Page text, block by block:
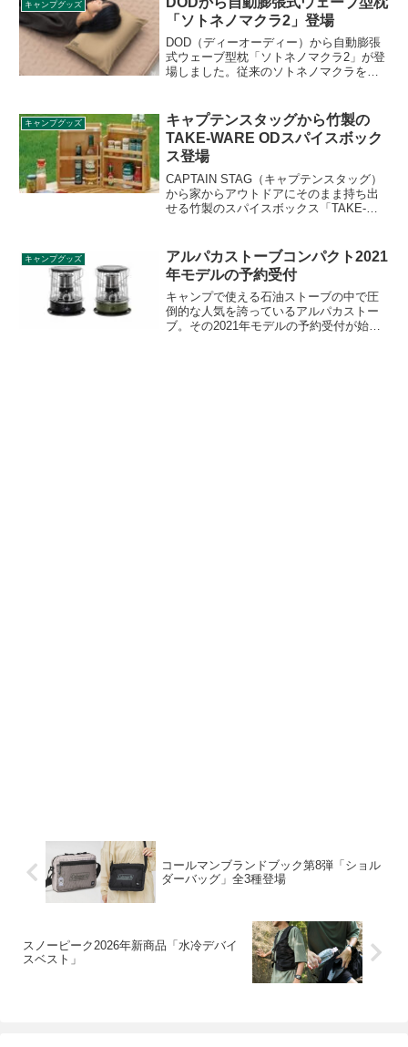
ています。詳細をレビューします。
キャンプグッズ
「ソトネノマクラ2」登場
DOD（ディーオーディー）から自動膨張
式ウェーブ型枕「ソトネノマクラ2」が登
場しました。従来のソトネノマクラをさ
体験を格段に向上させることを目指した
アイテムです。詳細をレビューします。
キャンプグッズ
キャプテンスタッグから竹製の
TAKE-WARE ODスパイスボック
ス登場
CAPTAIN STAG（キャプテンスタッグ）
から家からアウトドアにそのまま持ち出
せる竹製のスパイスボックス「TAKE-
納になる本製品の詳細をレビューしま
す。
キャンプグッズ
アルパカストーブコンパクト2021
年モデルの予約受付
キャンプで使える石油ストーブの中で圧
倒的な人気を誇っているアルパカストー
ブ。その2021年モデルの予約受付が始ま
コールマンブランドブック第8弾「ショル
ダーバッグ」全3種登場
スノーピーク2026年新商品「水冷デバイ
スベスト」